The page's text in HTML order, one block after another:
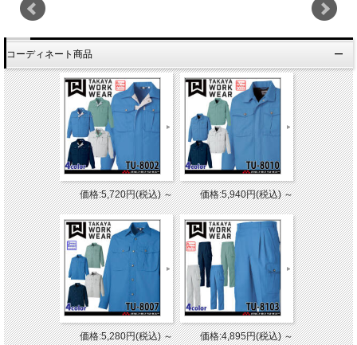
コーディネート商品
価格:5,720円(税込)～ 価格:5,940円(税込)～
価格:5,280円(税込)～ 価格:4,895円(税込)～